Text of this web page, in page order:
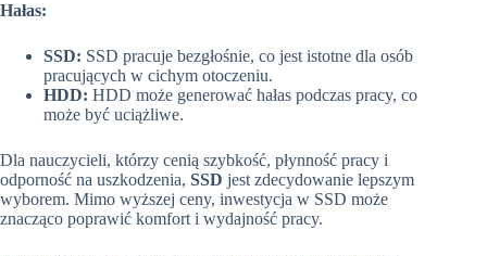
Hałas:
SSD: SSD pracuje bezgłośnie, co jest istotne dla osób
pracujących w cichym otoczeniu.
HDD: HDD może generować hałas podczas pracy, co
może być uciążliwe.
Dla nauczycieli, którzy cenią szybkość, płynność pracy i
odporność na uszkodzenia, SSD jest zdecydowanie lepszym
wyborem. Mimo wyższej ceny, inwestycja w SSD może
znacząco poprawić komfort i wydajność pracy.